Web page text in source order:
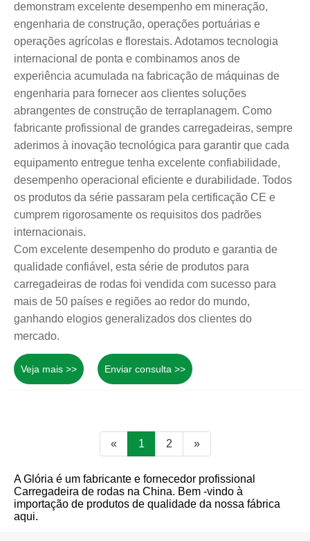
demonstram excelente desempenho em mineração,
engenharia de construção, operações portuárias e
operações agrícolas e florestais. Adotamos tecnologia
internacional de ponta e combinamos anos de
experiência acumulada na fabricação de máquinas de
engenharia para fornecer aos clientes soluções
abrangentes de construção de terraplanagem. Como
fabricante profissional de grandes carregadeiras, sempre
aderimos à inovação tecnológica para garantir que cada
equipamento entregue tenha excelente confiabilidade,
desempenho operacional eficiente e durabilidade. Todos
os produtos da série passaram pela certificação CE e
cumprem rigorosamente os requisitos dos padrões
internacionais.
Com excelente desempenho do produto e garantia de
qualidade confiável, esta série de produtos para
carregadeiras de rodas foi vendida com sucesso para
mais de 50 países e regiões ao redor do mundo,
ganhando elogios generalizados dos clientes do
mercado.
Veja mais >> Enviar consulta >>
« 1 2 »
A Glória é um fabricante e fornecedor profissional
Carregadeira de rodas na China. Bem -vindo à
importação de produtos de qualidade da nossa fábrica
aqui.